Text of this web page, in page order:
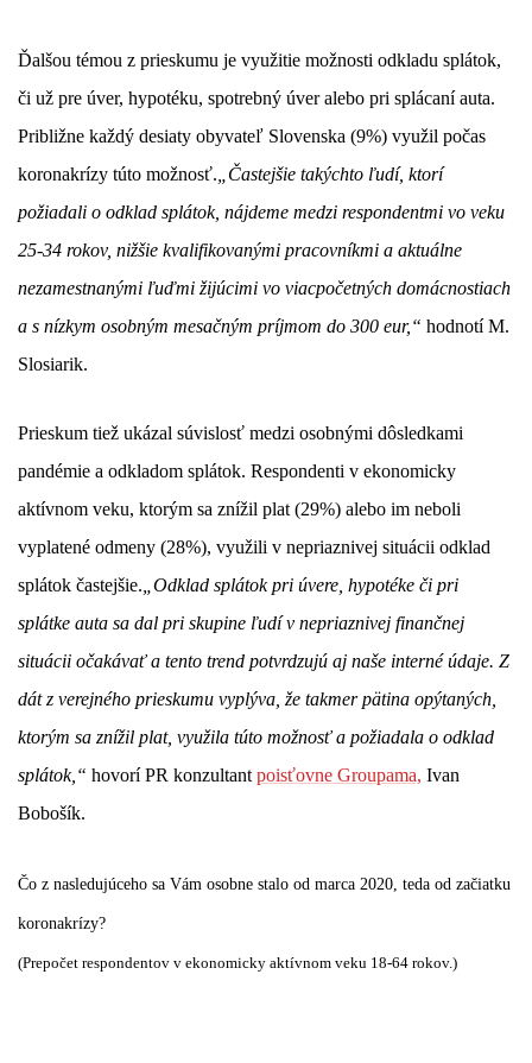
Ďalšou témou z prieskumu je využitie možnosti odkladu splátok,
či už pre úver, hypotéku, spotrebný úver alebo pri splácaní auta.
Približne každý desiaty obyvateľ Slovenska (9%) využil počas
koronakrízy túto možnosť. „Častejšie takýchto ľudí, ktorí
požiadali o odklad splátok, nájdeme medzi respondentmi vo veku
25-34 rokov, nižšie kvalifikovanými pracovníkmi a aktuálne
nezamestnanými ľuďmi žijúcimi vo viacpočetných domácnostiach
a s nízkym osobným mesačným príjmom do 300 eur,“ hodnotí M.
Slosiarik.
Prieskum tiež ukázal súvislosť medzi osobnými dôsledkami
pandémie a odkladom splátok. Respondenti v ekonomicky
aktívnom veku, ktorým sa znížil plat (29%) alebo im neboli
vyplatené odmeny (28%), využili v nepriaznivej situácii odklad
splátok častejšie. „Odklad splátok pri úvere, hypotéke či pri
splátke auta sa dal pri skupine ľudí v nepriaznivej finančnej
situácii očakávať a tento trend potvrdzujú aj naše interné údaje. Z
dát z verejného prieskumu vyplýva, že takmer pätina opýtaných,
ktorým sa znížil plat, využila túto možnosť a požiadala o odklad
splátok,“ hovorí PR konzultant poisťovne Groupama, Ivan
Bobošík.
Čo z nasledujúceho sa Vám osobne stalo od marca 2020, teda od začiatku
koronakrízy?
(Prepočet respondentov v ekonomicky aktívnom veku 18-64 rokov.)